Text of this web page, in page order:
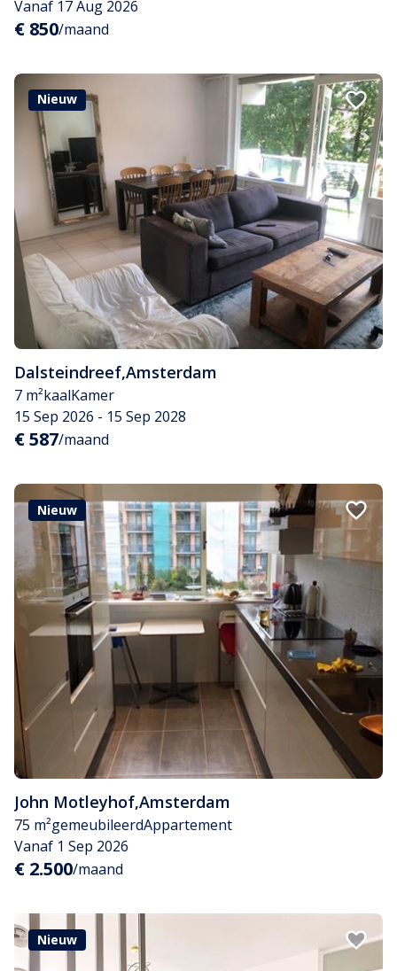
Vanaf 17 Aug 2026
€ 850/maand
Nieuw
Dalsteindreef,Amsterdam
7 m²kaalKamer
15 Sep 2026 - 15 Sep 2028
€ 587/maand
Nieuw
John Motleyhof,Amsterdam
75 m²gemeubileerdAppartement
Vanaf 1 Sep 2026
€ 2.500/maand
Nieuw